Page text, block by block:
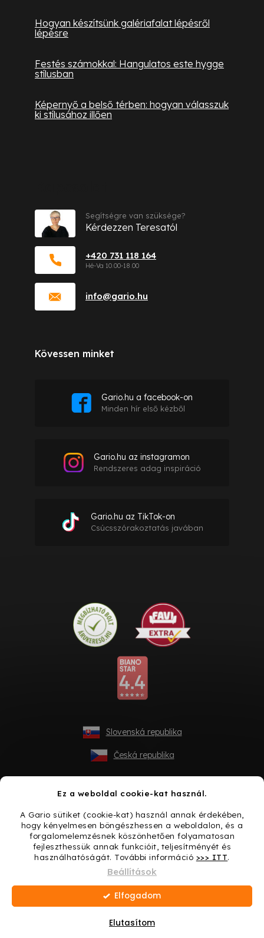
Ez a weboldal cookie-kat használ.
A Gario sütiket (cookie-kat) használ annak érdekében,
hogy kényelmesen böngészhessen a weboldalon, és a
forgalomelemzésnek köszönhetően folyamatosan
fejleszthessük annak funkcióit, teljesítményét és
használhatóságát. További információ >>> ITT.
Beállítások
Elutasítom
Elfogadom
Ajándék minden vásárláshoz → Lepje meg magát még
Hogyan készítsünk galériafalat lépésről
lépésre
Festés számokkal: Hangulatos este hygge
stílusban
Képernyő a belső térben: hogyan válasszuk
ki stílusához illően
info@gario.hu
+420 731 118 164
Segítségre van szüksége?
Kérdezzen Teresatól
Kövessen minket
Gario.hu a facebook-on
Minden hír első kézből
Gario.hu az instagramon
Rendszeres adag inspiráció
Gario.hu az TikTok-on
Csúcsszórakoztatás javában
Slovenská republika
Česká republika
Shoptet készítette
Copyright 2026Gario.hu. Minden jog fenntartva.Süti
beállítások szerkesztése